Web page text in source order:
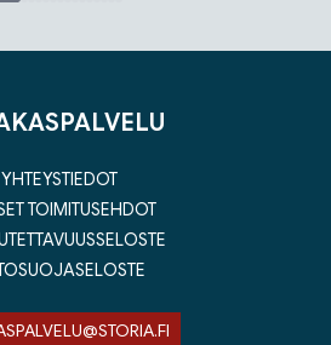
YHTEYSTIEDOT
TOIMITUSEHDOT